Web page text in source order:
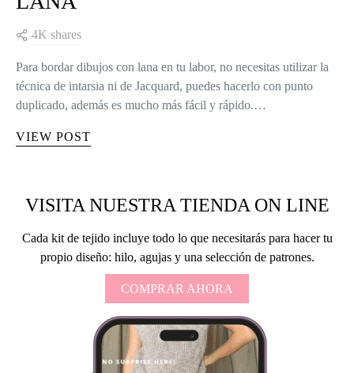
4K shares
Para bordar dibujos con lana en tu labor, no necesitas utilizar la
técnica de intarsia ni de Jacquard, puedes hacerlo con punto
duplicado, además es mucho más fácil y rápido.…
VIEW POST
VISITA NUESTRA TIENDA ON LINE
Cada kit de tejido incluye todo lo que necesitarás para hacer tu
propio diseño: hilo, agujas y una selección de patrones.
COMPRAR AHORA